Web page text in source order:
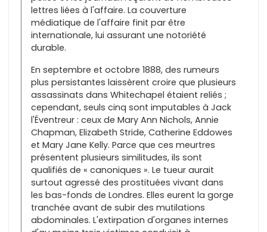
lettres liées à l'affaire. La couverture
médiatique de l'affaire finit par être
internationale, lui assurant une notoriété
durable.
En septembre et octobre 1888, des rumeurs
plus persistantes laissèrent croire que plusieurs
assassinats dans Whitechapel étaient reliés ;
cependant, seuls cinq sont imputables à Jack
l'Éventreur : ceux de Mary Ann Nichols, Annie
Chapman, Elizabeth Stride, Catherine Eddowes
et Mary Jane Kelly. Parce que ces meurtres
présentent plusieurs similitudes, ils sont
qualifiés de « canoniques ». Le tueur aurait
surtout agressé des prostituées vivant dans
les bas-fonds de Londres. Elles eurent la gorge
tranchée avant de subir des mutilations
abdominales. L'extirpation d'organes internes